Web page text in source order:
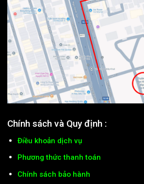
Chính sách và Quy định :
Điều khoản dịch vụ
Phương thức thanh toán
Chính sách bảo hành